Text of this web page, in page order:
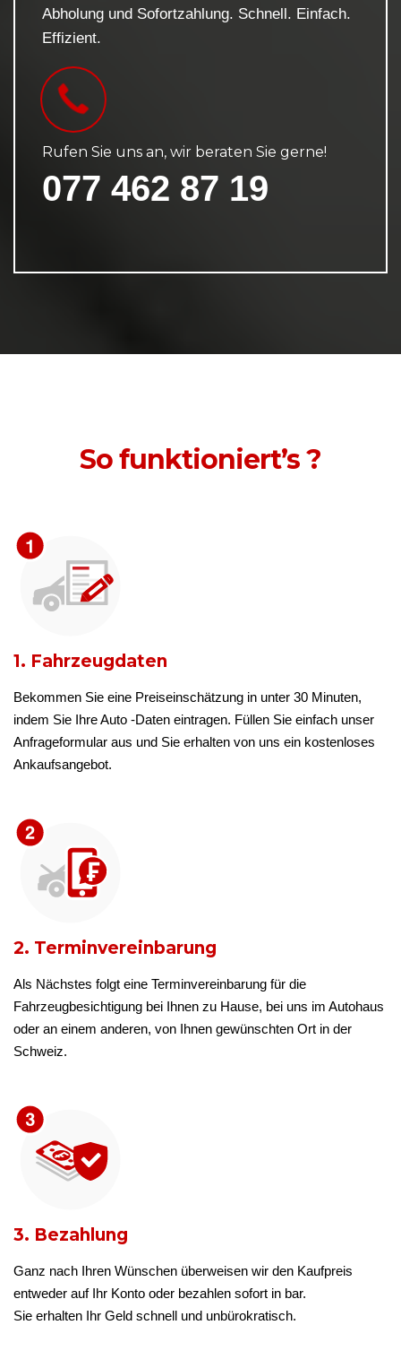
Abholung und Sofortzahlung. Schnell. Einfach.
Effizient.
Rufen Sie uns an, wir beraten Sie gerne!
077 462 87 19
So funktioniert’s ?
1. Fahrzeugdaten
Bekommen Sie eine Preiseinschätzung in unter 30 Minuten,
indem Sie Ihre Auto -Daten eintragen. Füllen Sie einfach unser
Anfrageformular aus und Sie erhalten von uns ein kostenloses
Ankaufsangebot.
2. Terminvereinbarung
Als Nächstes folgt eine Terminvereinbarung für die
Fahrzeugbesichtigung bei Ihnen zu Hause, bei uns im Autohaus
oder an einem anderen, von Ihnen gewünschten Ort in der
Schweiz.
3. Bezahlung
Ganz nach Ihren Wünschen überweisen wir den Kaufpreis
entweder auf Ihr Konto oder bezahlen sofort in bar.
Sie erhalten Ihr Geld schnell und unbürokratisch.